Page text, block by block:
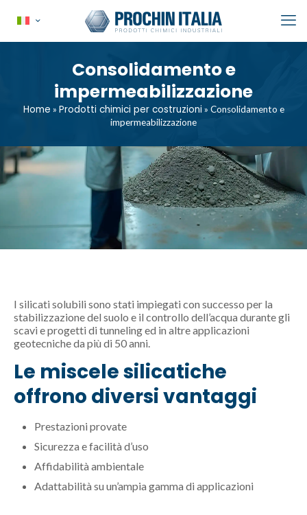
Consolidamento e
impermeabilizzazione
Home » Prodotti chimici per costruzioni » Consolidamento e
impermeabilizzazione
I silicati solubili sono stati impiegati con successo per la
stabilizzazione del suolo e il controllo dell’acqua durante gli
scavi e progetti di tunneling ed in altre applicazioni
geotecniche da più di 50 anni.
Le miscele silicatiche
offrono diversi vantaggi
Prestazioni provate
Sicurezza e facilità d’uso
Affidabilità ambientale
Adattabilità su un’ampia gamma di applicazioni